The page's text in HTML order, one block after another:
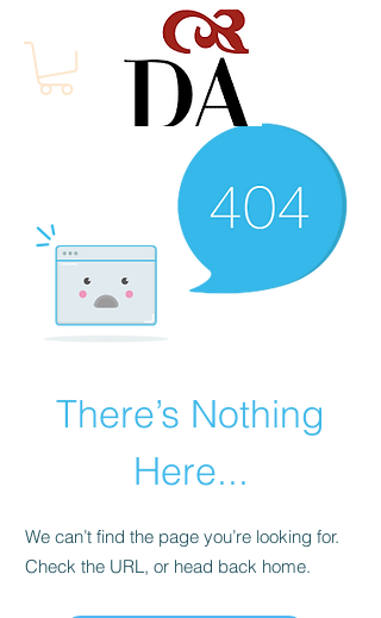
There’s Nothing
Here...
We can’t find the page you’re looking for.
Check the URL, or head back home.